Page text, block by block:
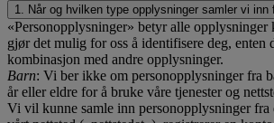
1. Når og hvilken type opplysninger samler vi inn
«Personopplysninger» betyr alle opplysninger
gjør det mulig for oss å identifisere deg, enten
kombinasjon med andre opplysninger.
Barn: Vi ber ikke om personopplysninger fra
år eller eldre for å bruke våre tjenester og
Vi vil kunne samle inn personopplysninger fra